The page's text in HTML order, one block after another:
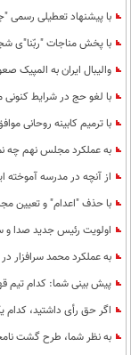
با پیشنهاد تعطیلی رسمی
با پخش مناجات "ربّنا"ی
والیبال ایران به المپیک
با لغو حج در شرایط
با ترمیم کابینه روحانی
به عملكرد مجلس نهم چه
از آنچه در مدرسه آموخته
با حذف "اعدام" و تعیین
اولویت رئیس جدید صدا و
به عملکرد محمد سرافزار
پیش بینی شما: کدام تیم
اگر حق رأی داشتید، کدام
به نظر شما، طرح گشت